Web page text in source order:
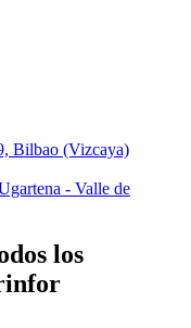
Bilbao (Vizcaya)
- Valle de
los